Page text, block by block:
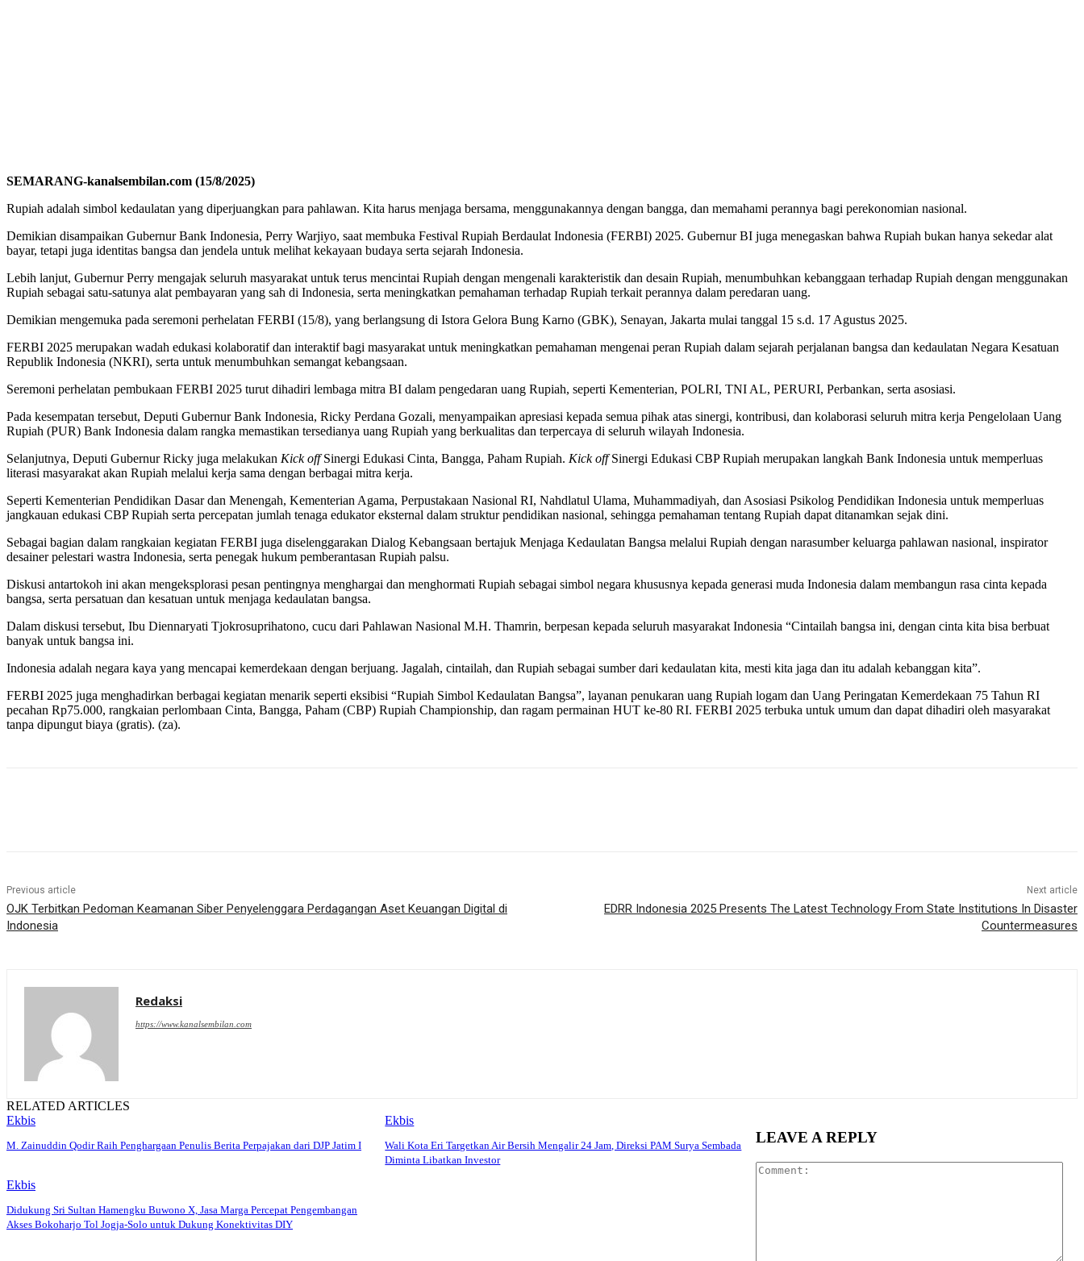
SEMARANG-kanalsembilan.com (15/8/2025)
Rupiah adalah simbol kedaulatan yang diperjuangkan para pahlawan. Kita harus menjaga bersama, menggunakannya dengan bangga, dan memahami perannya bagi perekonomian nasional.
Demikian disampaikan Gubernur Bank Indonesia, Perry Warjiyo, saat membuka Festival Rupiah Berdaulat Indonesia (FERBI) 2025. Gubernur BI juga menegaskan bahwa Rupiah bukan hanya sekedar alat
bayar, tetapi juga identitas bangsa dan jendela untuk melihat kekayaan budaya serta sejarah Indonesia.
Lebih lanjut, Gubernur Perry mengajak seluruh masyarakat untuk terus mencintai Rupiah dengan mengenali karakteristik dan desain Rupiah, menumbuhkan kebanggaan terhadap Rupiah dengan menggunakan
Rupiah sebagai satu-satunya alat pembayaran yang sah di Indonesia, serta meningkatkan pemahaman terhadap Rupiah terkait perannya dalam peredaran uang.
Demikian mengemuka pada seremoni perhelatan FERBI (15/8), yang berlangsung di Istora Gelora Bung Karno (GBK), Senayan, Jakarta mulai tanggal 15 s.d. 17 Agustus 2025.
FERBI 2025 merupakan wadah edukasi kolaboratif dan interaktif bagi masyarakat untuk meningkatkan pemahaman mengenai peran Rupiah dalam sejarah perjalanan bangsa dan kedaulatan Negara Kesatuan
Republik Indonesia (NKRI), serta untuk menumbuhkan semangat kebangsaan.
Seremoni perhelatan pembukaan FERBI 2025 turut dihadiri lembaga mitra BI dalam pengedaran uang Rupiah, seperti Kementerian, POLRI, TNI AL, PERURI, Perbankan, serta asosiasi.
Pada kesempatan tersebut, Deputi Gubernur Bank Indonesia, Ricky Perdana Gozali, menyampaikan apresiasi kepada semua pihak atas sinergi, kontribusi, dan kolaborasi seluruh mitra kerja Pengelolaan Uang
Rupiah (PUR) Bank Indonesia dalam rangka memastikan tersedianya uang Rupiah yang berkualitas dan terpercaya di seluruh wilayah Indonesia.
Selanjutnya, Deputi Gubernur Ricky juga melakukan Kick offSinergi Edukasi Cinta, Bangga, Paham Rupiah. Kick offSinergi Edukasi CBP Rupiah merupakan langkah Bank Indonesia untuk memperluas
literasi masyarakat akan Rupiah melalui kerja sama dengan berbagai mitra kerja.
Seperti Kementerian Pendidikan Dasar dan Menengah, Kementerian Agama, Perpustakaan Nasional RI, Nahdlatul Ulama, Muhammadiyah, dan Asosiasi Psikolog Pendidikan Indonesia untuk memperluas
jangkauan edukasi CBP Rupiah serta percepatan jumlah tenaga edukator eksternal dalam struktur pendidikan nasional, sehingga pemahaman tentang Rupiah dapat ditanamkan sejak dini.
Sebagai bagian dalam rangkaian kegiatan FERBI juga diselenggarakan Dialog Kebangsaan bertajuk Menjaga Kedaulatan Bangsa melalui Rupiah dengan narasumber keluarga pahlawan nasional, inspirator
desainer pelestari wastra Indonesia, serta penegak hukum pemberantasan Rupiah palsu.
Diskusi antartokoh ini akan mengeksplorasi pesan pentingnya menghargai dan menghormati Rupiah sebagai simbol negara khususnya kepada generasi muda Indonesia dalam membangun rasa cinta kepada
bangsa, serta persatuan dan kesatuan untuk menjaga kedaulatan bangsa.
Dalam diskusi tersebut, Ibu Diennaryati Tjokrosuprihatono, cucu dari Pahlawan Nasional M.H. Thamrin, berpesan kepada seluruh masyarakat Indonesia “Cintailah bangsa ini, dengan cinta kita bisa berbuat
banyak untuk bangsa ini.
Indonesia adalah negara kaya yang mencapai kemerdekaan dengan berjuang. Jagalah, cintailah, dan Rupiah sebagai sumber dari kedaulatan kita, mesti kita jaga dan itu adalah kebanggan kita”.
FERBI 2025 juga menghadirkan berbagai kegiatan menarik seperti eksibisi “Rupiah Simbol Kedaulatan Bangsa”, layanan penukaran uang Rupiah logam dan Uang Peringatan Kemerdekaan 75 Tahun RI
pecahan Rp75.000, rangkaian perlombaan Cinta, Bangga, Paham (CBP) Rupiah Championship, dan ragam permainan HUT ke-80 RI. FERBI 2025 terbuka untuk umum dan dapat dihadiri oleh masyarakat
tanpa dipungut biaya (gratis). (za).
Previous article
OJK Terbitkan Pedoman Keamanan Siber Penyelenggara Perdagangan Aset Keuangan Digital di
Indonesia
Next article
EDRR Indonesia 2025 Presents The Latest Technology From State Institutions In Disaster
Countermeasures
Redaksi
https://www.kanalsembilan.com
RELATED ARTICLES
Ekbis
M. Zainuddin Qodir Raih Penghargaan Penulis Berita Perpajakan dari DJP Jatim I
Ekbis
Wali Kota Eri Targetkan Air Bersih Mengalir 24 Jam, Direksi PAM Surya Sembada
Diminta Libatkan Investor
Ekbis
Didukung Sri Sultan Hamengku Buwono X, Jasa Marga Percepat Pengembangan
Akses Bokoharjo Tol Jogja-Solo untuk Dukung Konektivitas DIY
LEAVE A REPLY